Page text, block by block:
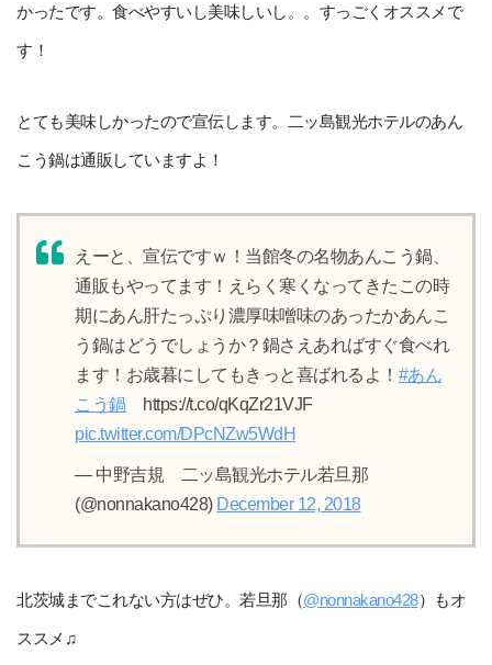
かったです。食べやすいし美味しいし。。すっごくオススメで
す！
とても美味しかったので宣伝します。二ッ島観光ホテルのあん
こう鍋は通販していますよ！
えーと、宣伝ですｗ！当館冬の名物あんこう鍋、
通販もやってます！えらく寒くなってきたこの時
期にあん肝たっぷり濃厚味噌味のあったかあんこ
う鍋はどうでしょうか？鍋さえあればすぐ食べれ
ます！お歳暮にしてもきっと喜ばれるよ！ #あん
こう鍋https://t.co/qKqZr21VJF
pic.twitter.com/DPcNZw5WdH
— 中野吉規 二ッ島観光ホテル若旦那
(@nonnakano428) December 12, 2018
北茨城までこれない方はぜひ。若旦那（@nonnakano428）もオ
ススメ♫